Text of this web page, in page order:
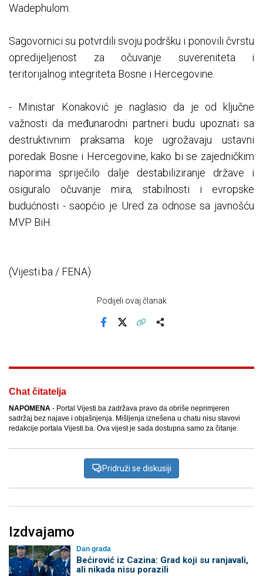
Wadephulom.
Sagovornici su potvrdili svoju podršku i ponovili čvrstu
opredijeljenost za očuvanje suvereniteta i
teritorijalnog integriteta Bosne i Hercegovine.
- Ministar Konaković je naglasio da je od ključne
važnosti da međunarodni partneri budu upoznati sa
destruktivnim praksama koje ugrožavaju ustavni
poredak Bosne i Hercegovine, kako bi se zajedničkim
naporima spriječilo dalje destabiliziranje države i
osiguralo očuvanje mira, stabilnosti i evropske
budućnosti - saopćio je Ured za odnose sa javnošću
MVP BiH.
(Vijesti.ba / FENA)
Podijeli ovaj članak
Chat čitatelja
NAPOMENA - Portal Vijesti.ba zadržava pravo da obriše neprimjeren
sadržaj bez najave i objašnjenja. Mišljenja iznešena u chatu nisu stavovi
redakcije portala Vijesti.ba. Ova vijest je sada dostupna samo za čitanje.
Pridruži se diskusiji
Izdvajamo
Dan grada
Bećirović iz Cazina: Grad koji su ranjavali,
ali nikada nisu porazili